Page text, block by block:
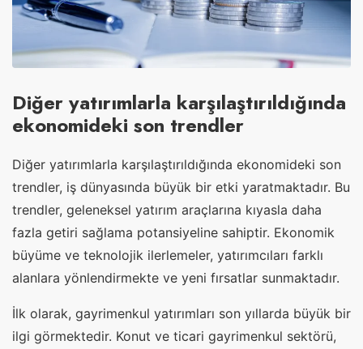
Diğer yatırımlarla karşılaştırıldığında
ekonomideki son trendler
Diğer yatırımlarla karşılaştırıldığında ekonomideki son
trendler, iş dünyasında büyük bir etki yaratmaktadır. Bu
trendler, geleneksel yatırım araçlarına kıyasla daha
fazla getiri sağlama potansiyeline sahiptir. Ekonomik
büyüme ve teknolojik ilerlemeler, yatırımcıları farklı
alanlara yönlendirmekte ve yeni fırsatlar sunmaktadır.
İlk olarak, gayrimenkul yatırımları son yıllarda büyük bir
ilgi görmektedir. Konut ve ticari gayrimenkul sektörü,